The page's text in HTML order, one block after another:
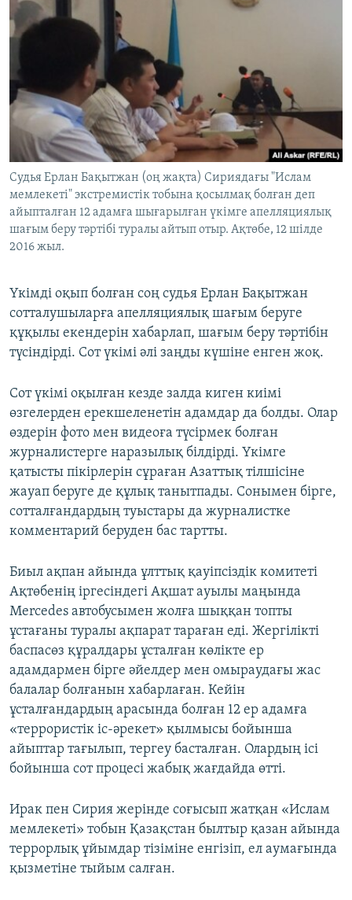
Судья Ерлан Бақытжан (оң жақта) Сириядағы "Ислам
мемлекеті" экстремистік тобына қосылмақ болған деп
айыпталған 12 адамға шығарылған үкімге апелляциялық
шағым беру тәртібі туралы айтып отыр. Ақтөбе, 12 шілде
2016 жыл.
Үкімді оқып болған соң судья Ерлан Бақытжан
сотталушыларға апелляциялық шағым беруге
құқылы екендерін хабарлап, шағым беру тәртібін
түсіндірді. Сот үкімі әлі заңды күшіне енген жоқ.
Сот үкімі оқылған кезде залда киген киімі
өзгелерден ерекшеленетін адамдар да болды. Олар
өздерін фото мен видеоға түсірмек болған
журналистерге наразылық білдірді. Үкімге
қатысты пікірлерін сұраған Азаттық тілшісіне
жауап беруге де құлық танытпады. Сонымен бірге,
сотталғандардың туыстары да журналистке
комментарий беруден бас тартты.
Биыл ақпан айында ұлттық қауіпсіздік комитеті
Ақтөбенің іргесіндегі Ақшат ауылы маңында
Mercedes автобусымен жолға шыққан топты
ұстағаны туралы ақпарат тараған еді. Жергілікті
баспасөз құралдары ұсталған көлікте ер
адамдармен бірге әйелдер мен омыраудағы жас
балалар болғанын хабарлаған. Кейін
ұсталғандардың арасында болған 12 ер адамға
«террористік іс-әрекет» қылмысы бойынша
айыптар тағылып, тергеу басталған. Олардың ісі
бойынша сот процесі жабық жағдайда өтті.
Ирак пен Сирия жерінде соғысып жатқан «Ислам
мемлекеті» тобын Қазақстан былтыр қазан айында
террорлық ұйымдар тізіміне енгізіп, ел аумағында
қызметіне тыйым салған.